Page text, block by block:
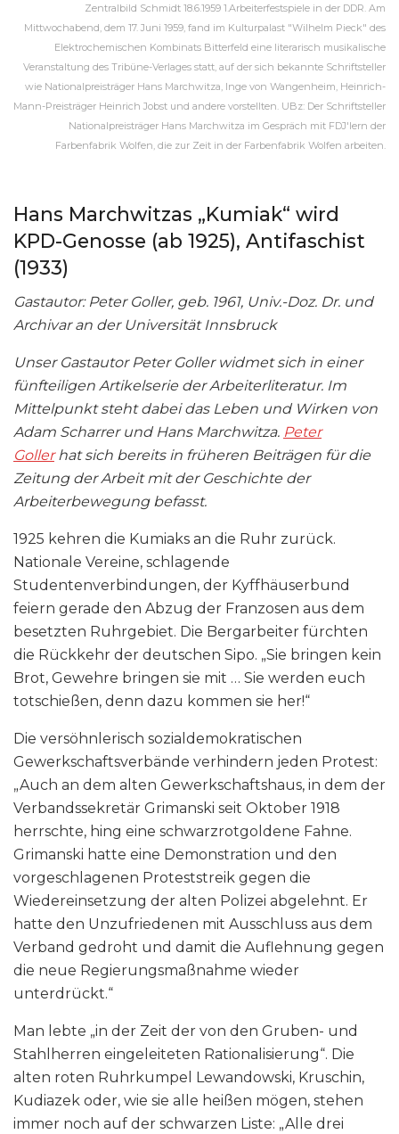
Zentralbild Schmidt 18.6.1959 1.Arbeiterfestspiele in der DDR. Am
Mittwochabend, dem 17. Juni 1959, fand im Kulturpalast "Wilhelm Pieck" des
Elektrochemischen Kombinats Bitterfeld eine literarisch musikalische
Veranstaltung des Tribüne-Verlages statt, auf der sich bekannte Schriftsteller
wie Nationalpreisträger Hans Marchwitza, Inge von Wangenheim, Heinrich-
Mann-Preisträger Heinrich Jobst und andere vorstellten. UBz: Der Schriftsteller
Nationalpreisträger Hans Marchwitza im Gespräch mit FDJ'lern der
Farbenfabrik Wolfen, die zur Zeit in der Farbenfabrik Wolfen arbeiten.
Hans Marchwitzas „Kumiak“ wird
KPD-Genosse (ab 1925), Antifaschist
(1933)
Gastautor: Peter Goller, geb. 1961, Univ.-Doz. Dr. und
Archivar an der Universität Innsbruck
Unser Gastautor Peter Goller widmet sich in einer
fünfteiligen Artikelserie der Arbeiterliteratur. Im
Mittelpunkt steht dabei das Leben und Wirken von
Adam Scharrer und Hans Marchwitza. Peter
Gollerhat sich bereits in früheren Beiträgen für die
Zeitung der Arbeit mit der Geschichte der
Arbeiterbewegung befasst.
1925 kehren die Kumiaks an die Ruhr zurück.
Nationale Vereine, schlagende
Studentenverbindungen, der Kyffhäuserbund
feiern gerade den Abzug der Franzosen aus dem
besetzten Ruhrgebiet. Die Bergarbeiter fürchten
die Rückkehr der deutschen Sipo. „Sie bringen kein
Brot, Gewehre bringen sie mit … Sie werden euch
totschießen, denn dazu kommen sie her!“
Die versöhnlerisch sozialdemokratischen
Gewerkschaftsverbände verhindern jeden Protest:
„Auch an dem alten Gewerkschaftshaus, in dem der
Verbandssekretär Grimanski seit Oktober 1918
herrschte, hing eine schwarzrotgoldene Fahne.
Grimanski hatte eine Demonstration und den
vorgeschlagenen Proteststreik gegen die
Wiedereinsetzung der alten Polizei abgelehnt. Er
hatte den Unzufriedenen mit Ausschluss aus dem
Verband gedroht und damit die Auflehnung gegen
die neue Regierungsmaßnahme wieder
unterdrückt.“
Man lebte „in der Zeit der von den Gruben- und
Stahlherren eingeleiteten Rationalisierung“. Die
alten roten Ruhrkumpel Lewandowski, Kruschin,
Kudiazek oder, wie sie alle heißen mögen, stehen
immer noch auf der schwarzen Liste: „Alle drei